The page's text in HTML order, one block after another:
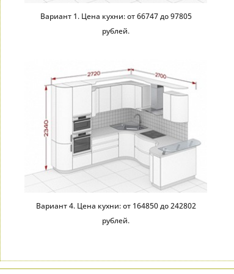
Вариант 1. Цена кухни: от 66747 до 97805
рублей.
Вариант 4. Цена кухни: от 164850 до 242802
рублей.